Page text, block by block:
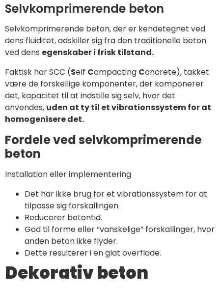
Selvkomprimerende beton
Selvkomprimerende beton, der er kendetegnet ved
dens fluiditet, adskiller sig fra den traditionelle beton
ved dens egenskaber i frisk tilstand.
Faktisk har SCC (Self Compacting Concrete), takket
være de forskellige komponenter, der komponerer
det, kapacitet til at indstille sig selv, hvor det
anvendes, uden at ty til et vibrationssystem for at
homogenisere det.
Fordele ved selvkomprimerende
beton
Installation eller implementering
Det har ikke brug for et vibrationssystem for at
tilpasse sig forskallingen.
Reducerer betontid.
God til forme eller “vanskelige” forskallinger, hvor
anden beton ikke flyder.
Dette resulterer i en glat overflade.
Dekorativ beton